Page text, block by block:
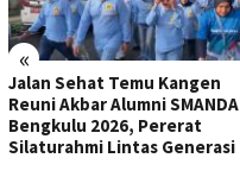
«
Jalan Sehat Temu Kangen
Reuni Akbar Alumni SMANDA
Bengkulu 2026, Pererat
Silaturahmi Lintas Generasi